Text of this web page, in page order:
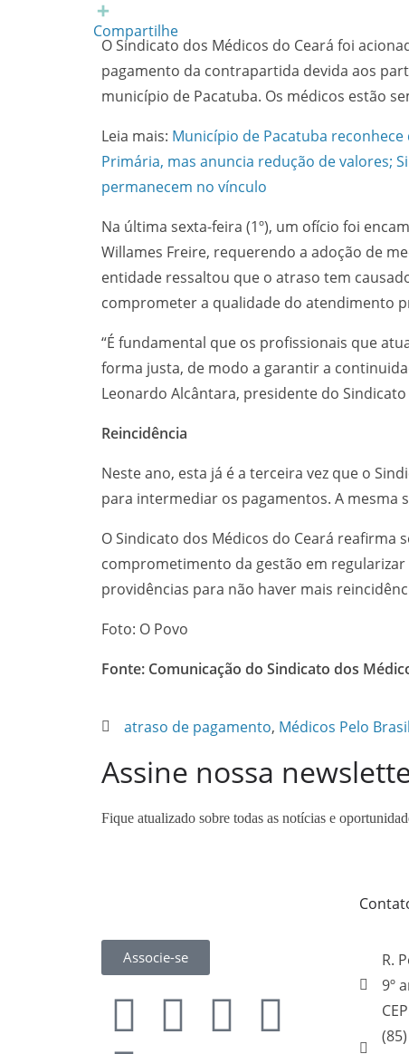
ke
r
t
s
e
l
m
Compartilhe
O Sindicato dos Médicos do Ceará foi
pagamento da contrapartida devida aos
município de Pacatuba. Os médicos estão
Leia mais: Município de Pacatuba
Primária, mas anuncia redução de valores;
permanecem no vínculo
Na última sexta-feira (1º), um ofício foi
Willames Freire, requerendo a adoção de
entidade ressaltou que o atraso tem
comprometer a qualidade do atendimento
“É fundamental que os profissionais que
forma justa, de modo a garantir a
Leonardo Alcântara, presidente do
Reincidência
Neste ano, esta já é a terceira vez que o
para intermediar os pagamentos. A mesma
O Sindicato dos Médicos do Ceará reafirma
comprometimento da gestão em
providências para não haver mais
Foto: O Povo
Fonte: Comunicação do Sindicato dos
atraso de pagamento, Médicos Pelo Brasil
Assine nossa
Fique atualizado sobre todas as notícias e
Associe-se
R.
9º